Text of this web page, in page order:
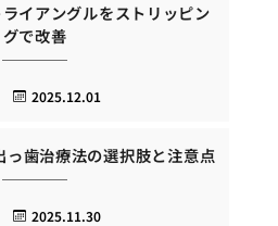
イアングルをストリッピン
グで改善
2025.12.01
歯治療法の選択肢と注意点
2025.11.30